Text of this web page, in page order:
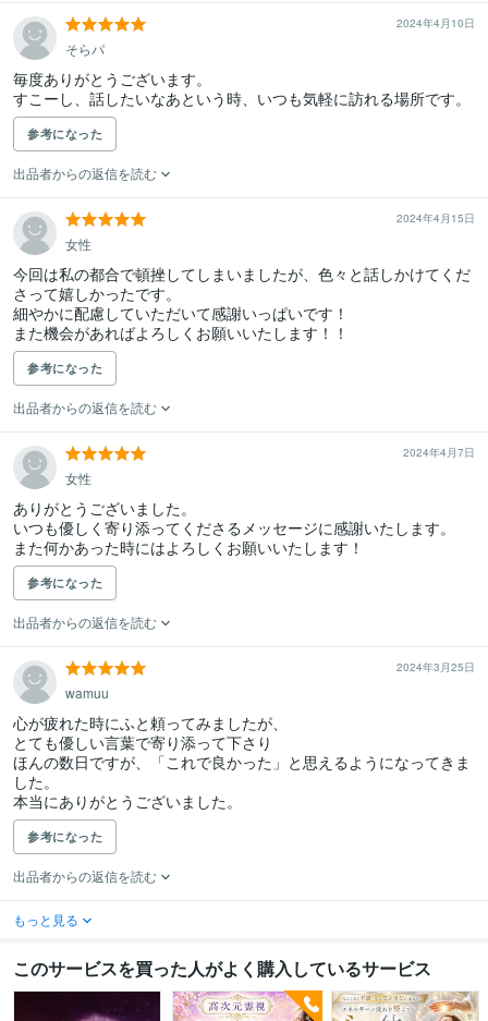
2024年4月10日
そらパ
毎度ありがとうございます。
すこーし、話したいなあという時、いつも気軽に訪れる場所です。
参考になった
出品者からの返信を読む
2024年4月15日
女性
今回は私の都合で頓挫してしまいましたが、色々と話しかけてくだ
さって嬉しかったです。
細やかに配慮していただいて感謝いっぱいです！
また機会があればよろしくお願いいたします！！
参考になった
出品者からの返信を読む
2024年4月7日
女性
ありがとうございました。
いつも優しく寄り添ってくださるメッセージに感謝いたします。
また何かあった時にはよろしくお願いいたします！
参考になった
出品者からの返信を読む
2024年3月25日
wamuu
心が疲れた時にふと頼ってみましたが、
とても優しい言葉で寄り添って下さり
ほんの数日ですが、「これで良かった」と思えるようになってきま
した。
本当にありがとうございました。
参考になった
出品者からの返信を読む
もっと見る
このサービスを買った人がよく購入しているサービス